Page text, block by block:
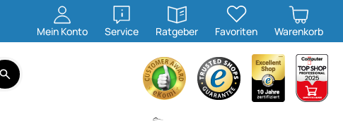
Mein Konto Service
öffnen
Ratgeber
öffnen
Favoriten Warenkorb